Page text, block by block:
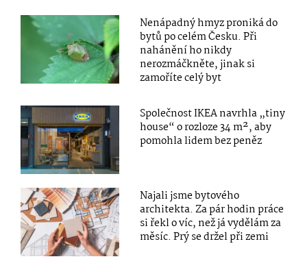
Nenápadný hmyz proniká do
bytů po celém Česku. Při
nahánění ho nikdy
nerozmáčkněte, jinak si
zamoříte celý byt
Společnost IKEA navrhla „tiny
house“ o rozloze 34 m², aby
pomohla lidem bez peněz
Najali jsme bytového
architekta. Za pár hodin práce
si řekl o víc, než já vydělám za
měsíc. Prý se držel při zemi